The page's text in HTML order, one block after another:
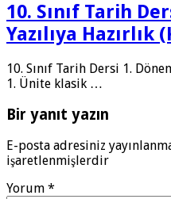
10. Sınıf Tarih
Yazılıya
10. Sınıf Tarih Dersi 1.
1. Ünite klasik …
Bir yanıt yazın
E-posta adresiniz
işaretlenmişlerdir
Yorum *